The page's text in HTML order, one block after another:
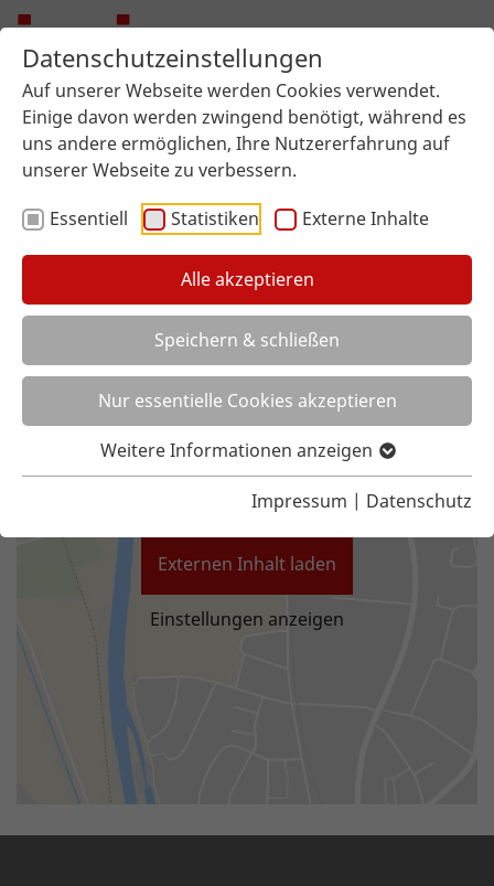
Datenschutzeinstellungen
Auf unserer Webseite werden Cookies verwendet.
Einige davon werden zwingend benötigt, während es
uns andere ermöglichen, Ihre Nutzererfahrung auf
unserer Webseite zu verbessern.
Essentiell
Statistiken Externe Inhalte
Alle akzeptieren
Speichern & schließen
Nur essentielle Cookies akzeptieren
Weitere Informationen anzeigen
Impressum | Datenschutz
Sie sind hier: imi surface design Über uns Händlersuche
Externen Inhalt laden
Einstellungen anzeigen